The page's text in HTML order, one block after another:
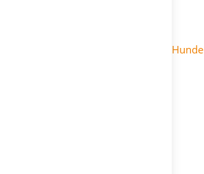
Hunde